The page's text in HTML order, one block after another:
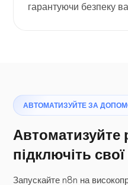
гарантуючи безпеку
АВТОМАТИЗУЙТЕ ЗА
Автоматизуйте
підключіть
Запускайте n8n на